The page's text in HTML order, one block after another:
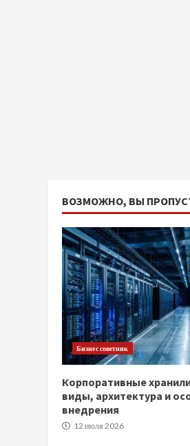
ВОЗМОЖНО, ВЫ
Бизнес советник
Корпоративные
виды, архитектура и
внедрения
12 июля 2026